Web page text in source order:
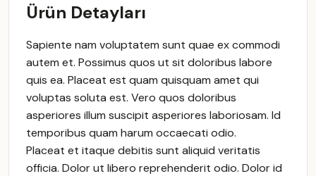
Ürün Detayları
Sapiente nam voluptatem sunt quae ex commodi
autem et. Possimus quos ut sit doloribus labore
quis ea. Placeat est quam quisquam amet qui
voluptas soluta est. Vero quos doloribus
asperiores illum suscipit asperiores laboriosam. Id
temporibus quam harum occaecati odio.
Placeat et itaque debitis sunt aliquid veritatis
officia. Dolor ut libero reprehenderit odio. Dolor id